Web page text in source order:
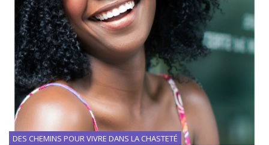
DES CHEMINS POUR VIVRE DANS LA CHASTETÉ